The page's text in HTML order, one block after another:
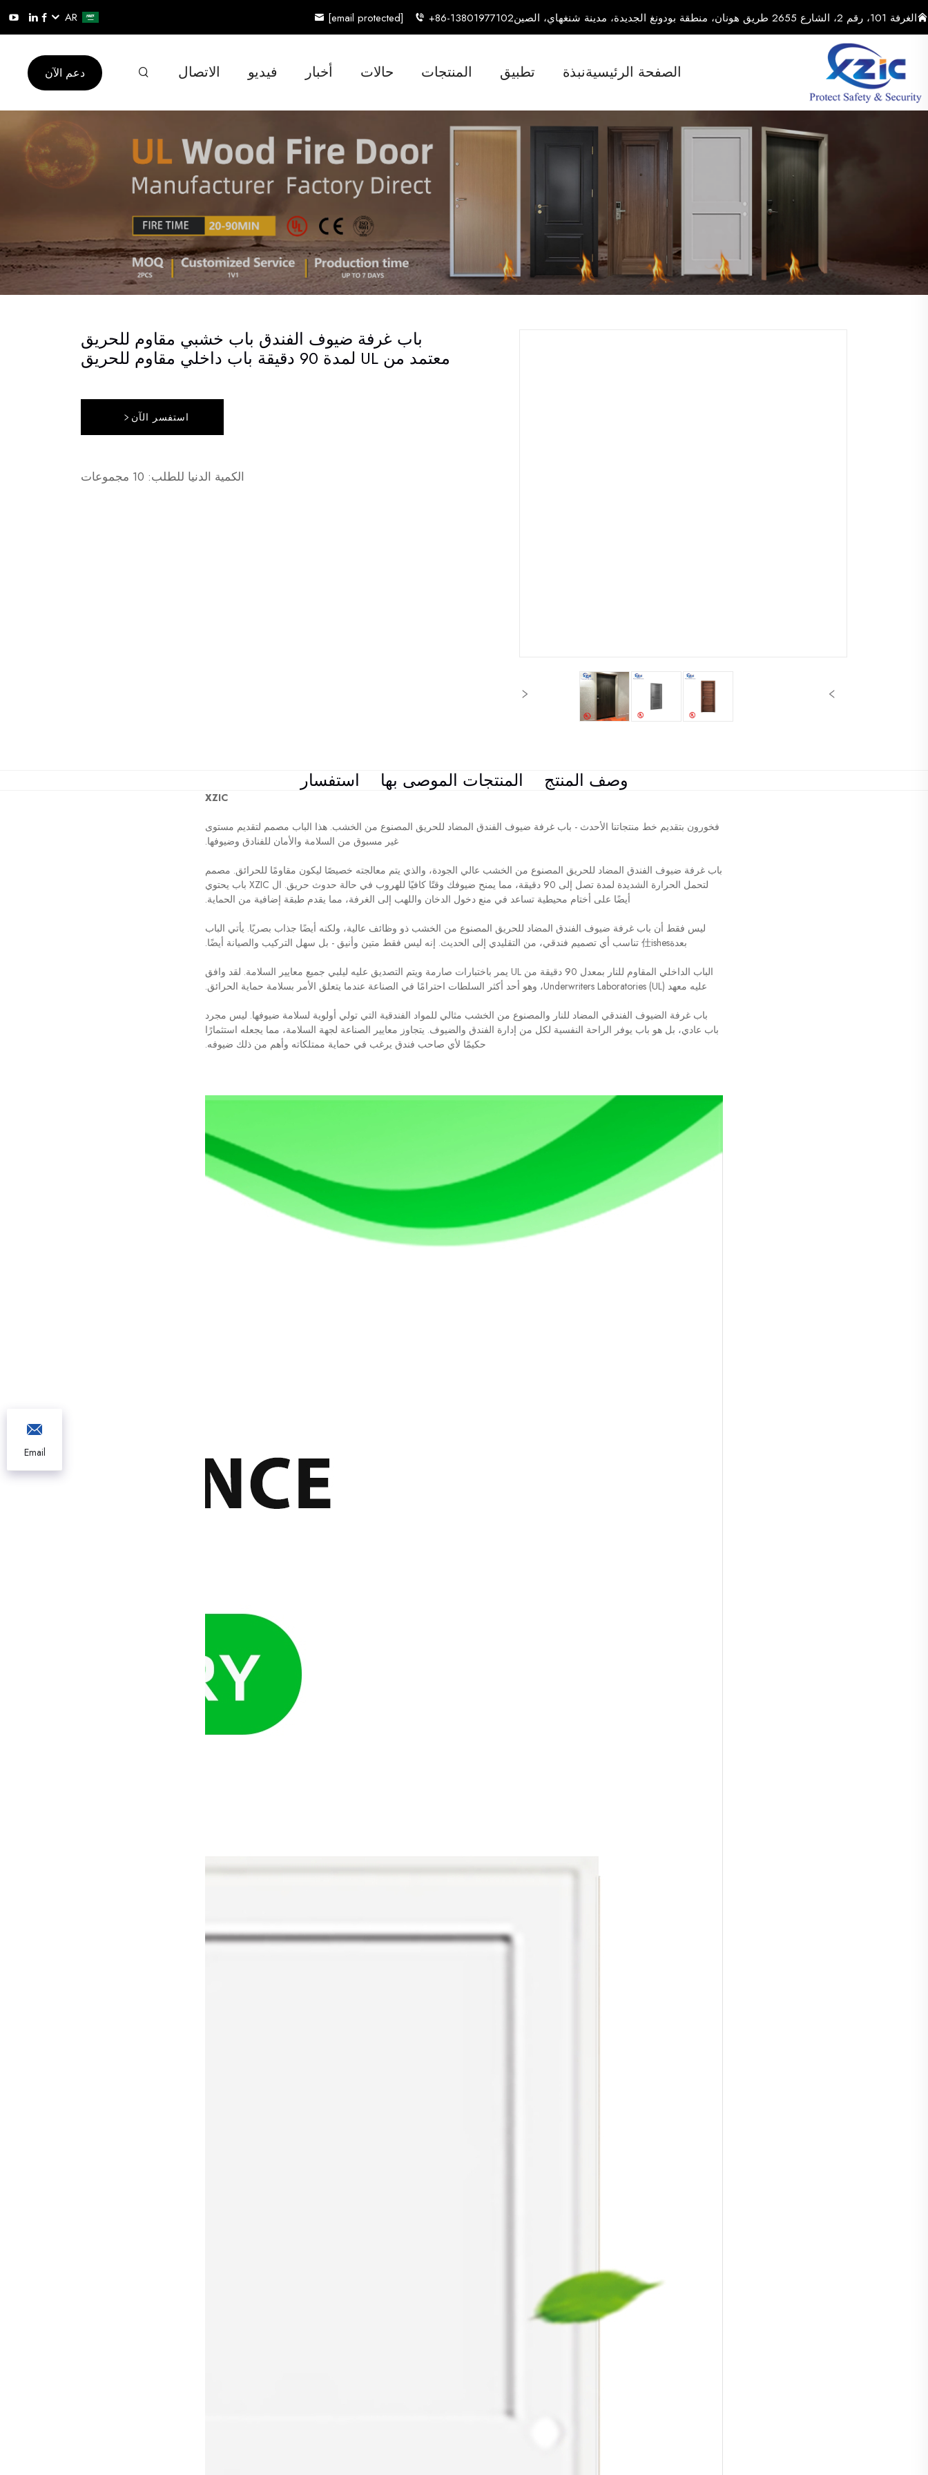
الغرفة 101، رقم 2، الشارع 2655 طريق هونان، منطقة بودونغ الجديدة، مدينة شنغهاي، الصين +86-13801977102
[email protected]
AR
الصفحة الرئيسيةنبذة تطبيق المنتجات حالات أخبار فيديو الاتصال دعم الآن
باب غرفة ضيوف الفندق باب خشبي مقاوم للحريق
معتمد من UL لمدة 90 دقيقة باب داخلي مقاوم للحريق
استفسر الآن
الكمية الدنيا للطلب: 10 مجموعات
وصف المنتج المنتجات الموصى بها استفسار
XZIC
فخورون بتقديم خط منتجاتنا الأحدث - باب غرفة ضيوف الفندق المضاد للحريق المصنوع من الخشب. هذا الباب مصمم لتقديم مستوى
غير مسبوق من السلامة والأمان للفنادق وضيوفها.
باب غرفة ضيوف الفندق المضاد للحريق المصنوع من الخشب عالي الجودة، والذي يتم معالجته خصيصًا ليكون مقاومًا للحرائق. مصمم
لتحمل الحرارة الشديدة لمدة تصل إلى 90 دقيقة، مما يمنح ضيوفك وقتًا كافيًا للهروب في حالة حدوث حريق. ال
XZIC باب يحتوي
أيضًا على أختام محيطية تساعد في منع دخول الدخان واللهب إلى الغرفة، مما يقدم طبقة إضافية من الحماية.
ليس فقط أن باب غرفة ضيوف الفندق المضاد للحريق المصنوع من الخشب ذو وظائف عالية، ولكنه أيضًا جذاب بصريًا. يأتي الباب
بعدة仕ishes تناسب أي تصميم فندقي، من التقليدي إلى الحديث. إنه ليس فقط متين وأنيق - بل سهل التركيب والصيانة أيضًا.
الباب الداخلي المقاوم للنار بمعدل 90 دقيقة من UL يمر باختبارات صارمة ويتم التصديق عليه ليلبي جميع معايير السلامة. لقد وافق
عليه معهد Underwriters Laboratories (UL)، وهو أحد أكثر السلطات احترامًا في الصناعة عندما يتعلق الأمر بسلامة حماية الحرائق.
باب غرفة الضيوف الفندقي المضاد للنار والمصنوع من الخشب مثالي للمواد الفندقية التي تولي أولوية لسلامة ضيوفها. ليس مجرد
باب عادي، بل هو باب يوفر الراحة النفسية لكل من إدارة الفندق والضيوف. يتجاوز معايير الصناعة لجهة السلامة، مما يجعله استثمارًا
حكيمًا لأي صاحب فندق يرغب في حماية ممتلكاته وأهم من ذلك ضيوفه.
Email